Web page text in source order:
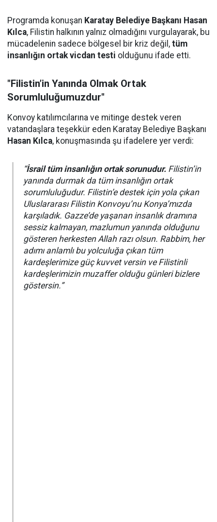
Programda konuşan Karatay Belediye Başkanı Hasan
Kılca, Filistin halkının yalnız olmadığını vurgulayarak, bu
mücadelenin sadece bölgesel bir kriz değil, tüm
insanlığın ortak vicdan testi olduğunu ifade etti.
"Filistin’in Yanında Olmak Ortak
Sorumluluğumuzdur"
Konvoy katılımcılarına ve mitinge destek veren
vatandaşlara teşekkür eden Karatay Belediye Başkanı
Hasan Kılca, konuşmasında şu ifadelere yer verdi:
“İsrail tüm insanlığın ortak sorunudur. Filistin’in
yanında durmak da tüm insanlığın ortak
sorumluluğudur. Filistin’e destek için yola çıkan
Uluslararası Filistin Konvoyu’nu Konya’mızda
karşıladık. Gazze’de yaşanan insanlık dramına
sessiz kalmayan, mazlumun yanında olduğunu
gösteren herkesten Allah razı olsun. Rabbim, her
adımı anlamlı bu yolculuğa çıkan tüm
kardeşlerimize güç kuvvet versin ve Filistinli
kardeşlerimizin muzaffer olduğu günleri bizlere
göstersin.”